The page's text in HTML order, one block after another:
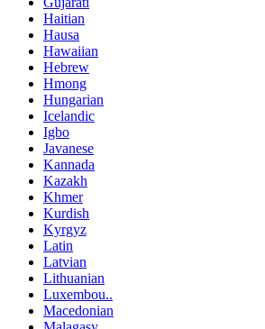
Haitian
Hausa
Hawaiian
Hebrew
Hmong
Hungarian
Icelandic
Igbo
Javanese
Kannada
Kazakh
Khmer
Kurdish
Kyrgyz
Latin
Latvian
Lithuanian
Luxembou..
Macedonian